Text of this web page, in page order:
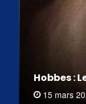
Hobbes :
15 mars